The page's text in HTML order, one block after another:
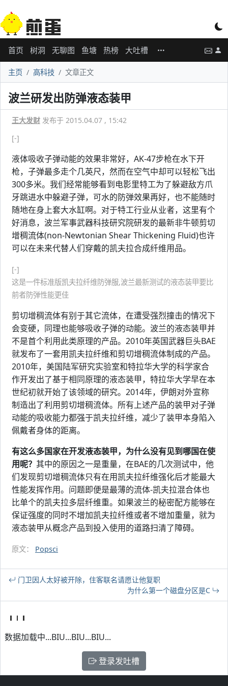
首页 树洞 无聊图 鱼塘 热榜 大吐槽
主页 高科技 文章正文
波兰研发出防弹液态装甲
王大发财 发布于 2015.04.07 , 15:42
[-]
液体吸收子弹动能的效果非常好，AK-47步枪在水下开
枪，子弹最多走个几英尺，然而在空气中却可以轻松飞出
300多米。我们经常能够看到电影里特工为了躲避敌方爪
牙跳进水中躲避子弹，可水的防弹效果再好，也不能随时
随地在身上套大水缸啊。对于特工行业从业者，这里有个
好消息，波兰军事武器科技研究院研发的最新非牛顿剪切
增稠流体(non-Newtonian Shear Thickening Fluid)也许
可以在未来代替人们穿戴的凯夫拉合成纤维用品。
[-]
这是一件标准版凯夫拉纤维防弹服,波兰最新测试的液态装甲要比
前者防弹性能更佳
剪切增稠流体有别于其它流体，在遭受强烈撞击的情况下
会变硬，同理也能够吸收子弹的动能。波兰的液态装甲并
不是首个利用此类原理的产品。2010年英国武器巨头BAE
就发布了一套用凯夫拉纤维和剪切增稠流体制成的产品。
2010年，美国陆军研究实验室和特拉华大学的科学家合
作开发出了基于相同原理的液态装甲，特拉华大学早在本
世纪初就开始了该领域的研究。2014年，伊朗对外宣称
制造出了利用剪切增稠流体。所有上述产品的装甲对子弹
动能的吸收能力都强于凯夫拉纤维，减少了装甲本身陷入
佩戴者身体的距离。
有这么多国家在开发液态装甲，为什么没有见到哪国在使
用呢？ 其中的原因之一是重量，在BAE的几次测试中，他
们发现剪切增稠流体只有在用凯夫拉纤维强化后才能最大
性能发挥作用。问题即便是最薄的流体-凯夫拉混合体也
比单个的凯夫拉多层纤维重。如果波兰的秘密配方能够在
保证强度的同时不增加凯夫拉纤维或者不增加重量，就为
液态装甲从概念产品到投入使用的道路扫清了障碍。
原文： Popsci
门卫因人太好被开除，住客联名请愿让他复职
为什么第一个磁盘分区是C
数据加载中...BIU...BIU...BIU...
登录发吐槽